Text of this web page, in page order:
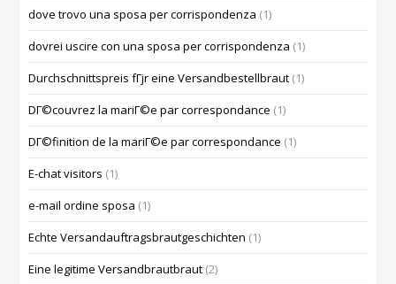
dove trovo una sposa per corrispondenza (1)
dovrei uscire con una sposa per corrispondenza (1)
Durchschnittspreis fГјr eine Versandbestellbraut (1)
DГ©couvrez la mariГ©e par correspondance (1)
DГ©finition de la mariГ©e par correspondance (1)
E-chat visitors (1)
e-mail ordine sposa (1)
Echte Versandauftragsbrautgeschichten (1)
Eine legitime Versandbrautbraut (2)